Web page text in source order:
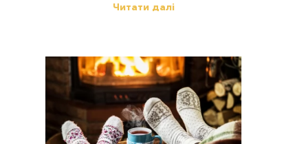
Читати далі